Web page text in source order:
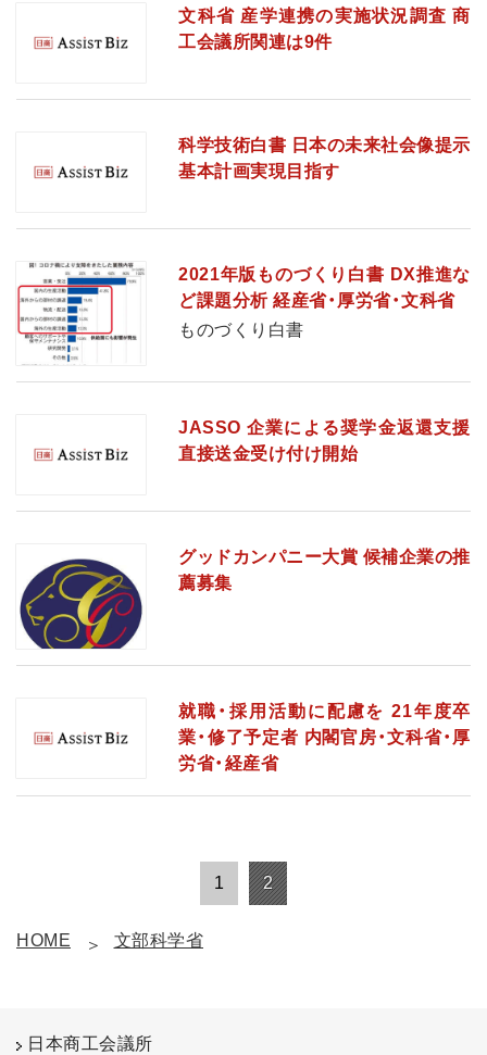
文科省 産学連携の実施状況調査 商
工会議所関連は9件
科学技術白書 日本の未来社会像提示
基本計画実現目指す
2021年版ものづくり白書 DX推進な
ど課題分析 経産省・厚労省・文科省
ものづくり白書
JASSO 企業による奨学金返還支援
直接送金受け付け開始
グッドカンパニー大賞 候補企業の推
薦募集
就職・採用活動に配慮を 21年度卒
業・修了予定者 内閣官房・文科省・厚
労省・経産省
1 2
HOME 文部科学省
日本商工会議所